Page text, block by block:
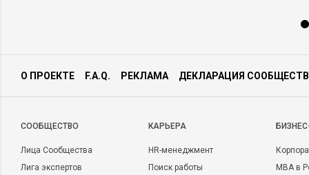
О ПРОЕКТЕ F.A.Q. РЕКЛАМА ДЕКЛАРАЦИЯ
CООБЩЕСТВО
Лица Сообщества
Лига экспертов
КАРЬЕРА
HR-менеджмент
Поиск работы
MBA в